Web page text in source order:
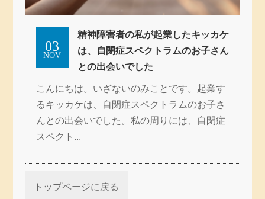
NOV
03
精神障害者の私が起業したキッカケ
は、自閉症スペクトラムのお子さん
との出会いでした
こんにちは。いざないのみことです。起業す
るキッカケは、自閉症スペクトラムのお子さ
んとの出会いでした。私の周りには、自閉症
スペクト...
トップページに戻る